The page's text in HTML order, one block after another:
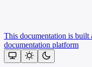
This documentation is
documentation platform